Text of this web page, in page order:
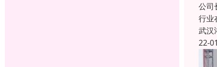
公司
行业
武汉
22-